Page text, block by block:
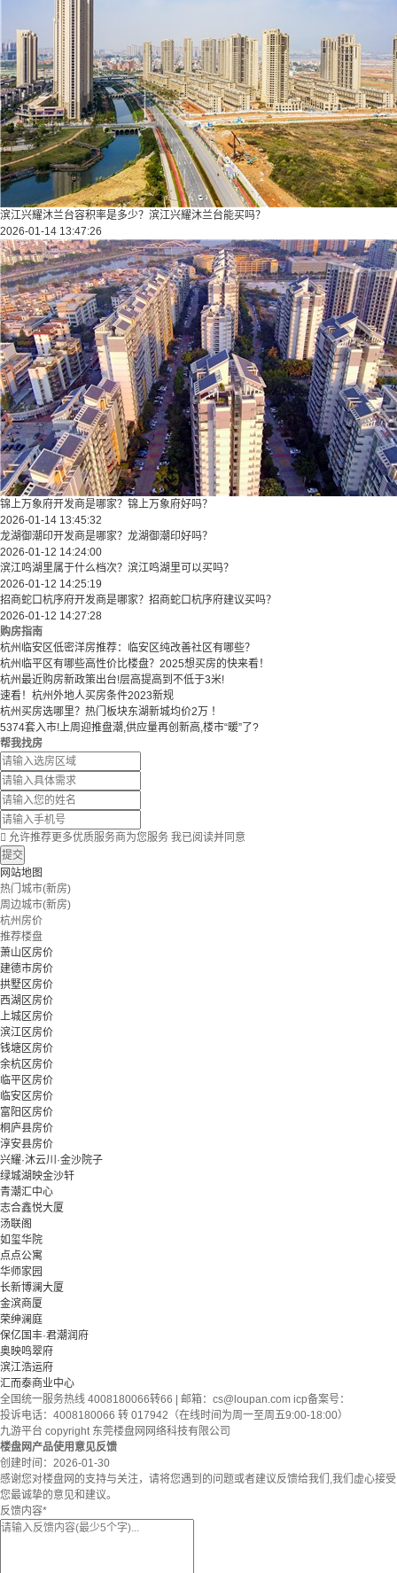
滨江兴耀沐兰台容积率是多少？滨江兴耀沐兰台能买吗？
2026-01-14 13:47:26
锦上万象府开发商是哪家？锦上万象府好吗？
2026-01-14 13:45:32
龙湖御潮印开发商是哪家？龙湖御潮印好吗？
2026-01-12 14:24:00
滨江鸣湖里属于什么档次？滨江鸣湖里可以买吗？
2026-01-12 14:25:19
招商蛇口杭序府开发商是哪家？招商蛇口杭序府建议买吗？
2026-01-12 14:27:28
购房指南
杭州临安区低密洋房推荐：临安区纯改善社区有哪些？
​​杭州临平区有哪些高性价比楼盘？2025想买房的快来看！​
杭州最近购房新政策出台!层高提高到不低于3米!
速看！杭州外地人买房条件2023新规
杭州买房选哪里？热门板块东湖新城均价2万 ！
5374套入市!上周迎推盘潮,供应量再创新高,楼市“暖”了?
帮我找房
 允许推荐更多优质服务商为您服务 我已阅读并同意
提交
网站地图
热门城市(新房)
周边城市(新房)
杭州房价
推荐楼盘
萧山区房价
建德市房价
拱墅区房价
西湖区房价
上城区房价
滨江区房价
钱塘区房价
余杭区房价
临平区房价
临安区房价
富阳区房价
桐庐县房价
淳安县房价
兴耀·沐云川·金沙院子
绿城湖映金沙轩
青潮汇中心
志合鑫悦大厦
汤联阁
如玺华院
点点公寓
华师家园
长新博澜大厦
金滨商厦
荣绅澜庭
保亿国丰·君潮润府
奥映鸣翠府
滨江浩运府
汇而泰商业中心
全国统一服务热线 4008180066转66 | 邮箱： cs@loupan.com icp备案号：
投诉电话：4008180066 转 017942（在线时间为周一至周五9:00-18:00）
九游平台 copyright 东莞楼盘网网络科技有限公司
楼盘网产品使用意见反馈
创建时间： 2026-01-30
感谢您对楼盘网的支持与关注，请将您遇到的问题或者建议反馈给我们,我们虚心接受
您最诚挚的意见和建议。
反馈内容*